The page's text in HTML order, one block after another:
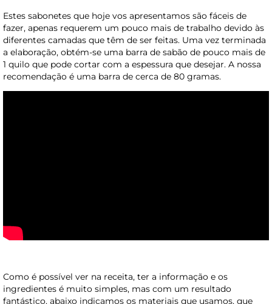
Estes sabonetes que hoje vos apresentamos são fáceis de
fazer, apenas requerem um pouco mais de trabalho devido às
diferentes camadas que têm de ser feitas. Uma vez terminada
a elaboração, obtém-se uma barra de sabão de pouco mais de
1 quilo que pode cortar com a espessura que desejar. A nossa
recomendação é uma barra de cerca de 80 gramas.
Como é possível ver na receita, ter a informação e os
ingredientes é muito simples, mas com um resultado
fantástico, abaixo indicamos os materiais que usamos, que